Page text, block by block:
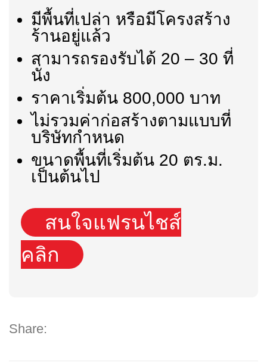
มีพื้นที่เปล่า หรือมีโครงสร้าง
ร้านอยู่แล้ว
สามารถรองรับได้ 20 – 30 ที่
นั่ง
ราคาเริ่มต้น 800,000 บาท
ไม่รวมค่าก่อสร้างตามแบบที่
บริษัทกำหนด
ขนาดพื้นที่เริ่มต้น 20 ตร.ม.
เป็นต้นไป
สนใจแฟรนไชส์
คลิก
Share: